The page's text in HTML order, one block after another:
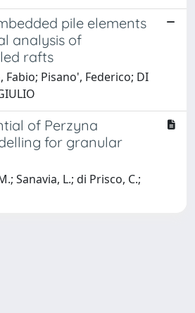
pile elements
analysis of
rafts
Fabio; Pisano', Federico; DI
of Perzyna
for granular
Sanavia, L.; di Prisco, C.;